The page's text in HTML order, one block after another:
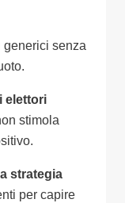
generici senza
elettori
stimola
strategia
per capire